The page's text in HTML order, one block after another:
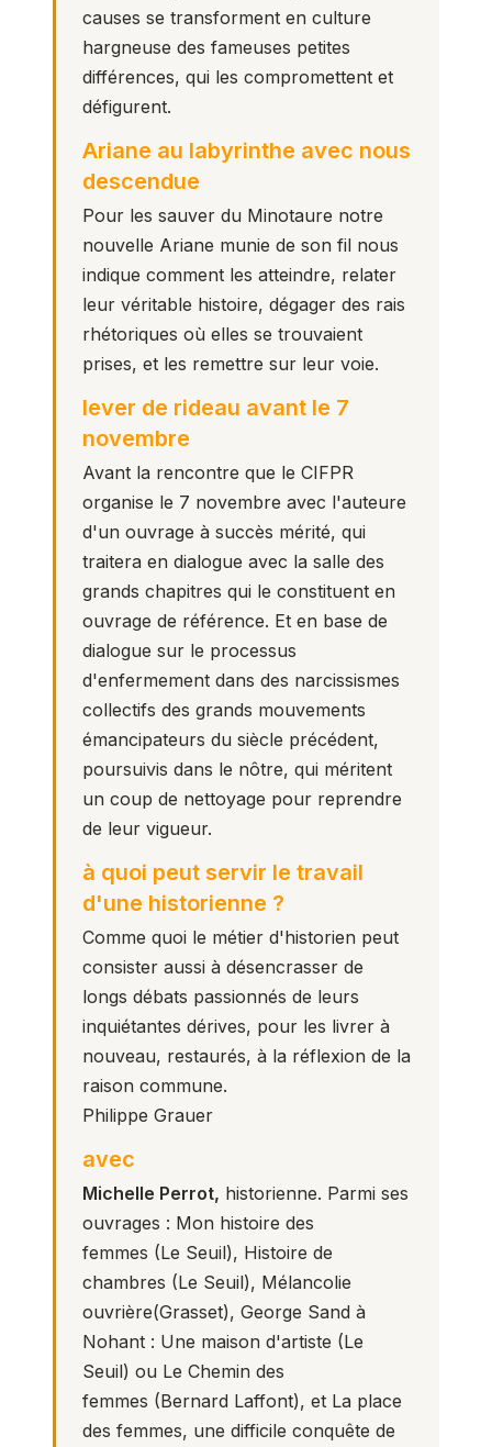
causes se transforment en culture
hargneuse des fameuses petites
différences, qui les compromettent et
défigurent.
Ariane au labyrinthe avec nous
descendue
Pour les sauver du Minotaure notre
nouvelle Ariane munie de son fil nous
indique comment les atteindre, relater
leur véritable histoire, dégager des rais
rhétoriques où elles se trouvaient
prises, et les remettre sur leur voie.
lever de rideau avant le 7
novembre
Avant la rencontre que le CIFPR
organise le 7 novembre avec l'auteure
d'un ouvrage à succès mérité, qui
traitera en dialogue avec la salle des
grands chapitres qui le constituent en
ouvrage de référence. Et en base de
dialogue sur le processus
d'enfermement dans des narcissismes
collectifs des grands mouvements
émancipateurs du siècle précédent,
poursuivis dans le nôtre, qui méritent
un coup de nettoyage pour reprendre
de leur vigueur.
à quoi peut servir le travail
d'une historienne ?
Comme quoi le métier d'historien peut
consister aussi à désencrasser de
longs débats passionnés de leurs
inquiétantes dérives, pour les livrer à
nouveau, restaurés, à la réflexion de la
raison commune.
Philippe Grauer
avec
Michelle Perrot, historienne. Parmi ses
ouvrages : Mon histoire des
femmes (Le Seuil), Histoire de
chambres (Le Seuil), Mélancolie
ouvrière(Grasset), George Sand à
Nohant : Une maison d'artiste (Le
Seuil) ou Le Chemin des
femmes (Bernard Laffont), et La place
des femmes, une difficile conquête de